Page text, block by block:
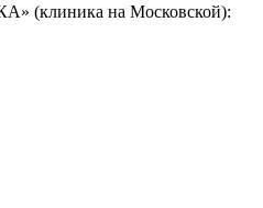
на Московской):